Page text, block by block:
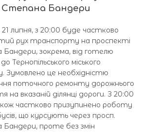
Степана Бандери
21 липня, з 20:00 буде частково
рух транспорту на проспекті
зокрема, від готелю
Тернопільського міського
Зумовлено це необхідністю
поточного ремонту дорожнього
на вказаній ділянці дороги. З 20:00
частково призупинено роботу
що курсують через просп.
проте без змін